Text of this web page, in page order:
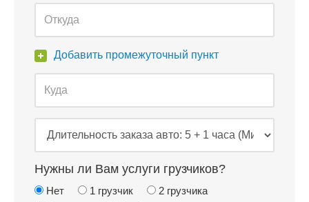
Добавить промежуточный пункт
Нужны ли Вам услуги грузчиков?
Нет 1 грузчик
2 грузчика